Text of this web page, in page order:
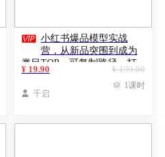
 小红书爆品模型实战
营，从新品突围到成为
类目TOP，可复制路径，打
造多个营收百万级爆品
¥ 199.00
¥ 19.90
 千启
 1课时